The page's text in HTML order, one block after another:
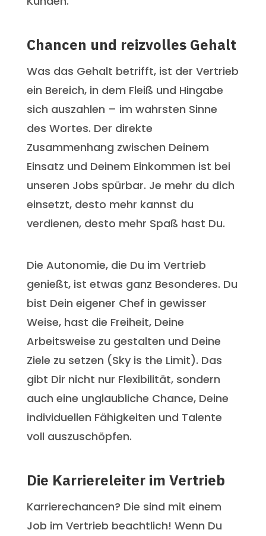
Chancen und reizvolles Gehalt
Was das Gehalt betrifft, ist der Vertrieb
ein Bereich, in dem Fleiß und Hingabe
sich auszahlen – im wahrsten Sinne
des Wortes. Der direkte
Zusammenhang zwischen Deinem
Einsatz und Deinem Einkommen ist bei
unseren Jobs spürbar. Je mehr du dich
einsetzt, desto mehr kannst du
verdienen, desto mehr Spaß hast Du.
Die Autonomie, die Du im Vertrieb
genießt, ist etwas ganz Besonderes. Du
bist Dein eigener Chef in gewisser
Weise, hast die Freiheit, Deine
Arbeitsweise zu gestalten und Deine
Ziele zu setzen (Sky is the Limit). Das
gibt Dir nicht nur Flexibilität, sondern
auch eine unglaubliche Chance, Deine
individuellen Fähigkeiten und Talente
voll auszuschöpfen.
Die Karriereleiter im Vertrieb
Karrierechancen? Die sind mit einem
Job im Vertrieb beachtlich! Wenn Du